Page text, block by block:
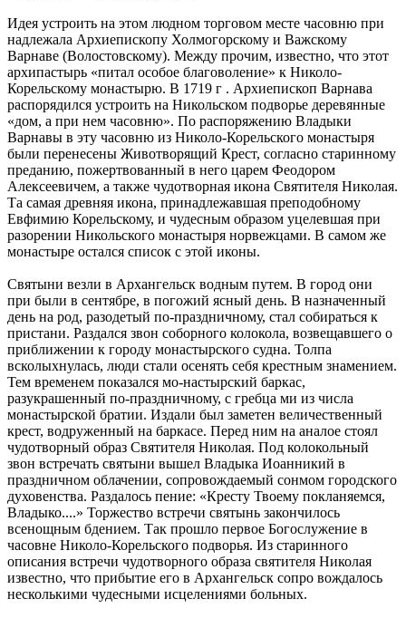
Идея устроить на этом людном торговом месте часовню при
надлежала Архиепископу Холмогорскому и Важскому
Варнаве (Волостовскому). Между прочим, известно, что этот
архипастырь «питал особое благоволение» к Николо-
Корельскому монастырю. В 1719 г . Архиепископ Варнава
распорядился устроить на Никольском подворье деревянные
«дом, а при нем часовню». По распоряжению Владыки
Варнавы в эту часовню из Николо-Корельского монастыря
были перенесены Животворящий Крест, согласно старинному
преданию, пожертвованный в него царем Феодором
Алексеевичем, а также чудотворная икона Святителя Николая.
Та самая древняя икона, принадлежавшая преподобному
Евфимию Корельскому, и чудесным образом уцелевшая при
разорении Никольского монастыря норвежцами. В самом же
монастыре остался список с этой иконы.
Святыни везли в Архангельск водным путем. В город они
при были в сентябре, в погожий ясный день. В назначенный
день на род, разодетый по-праздничному, стал собираться к
пристани. Раздался звон соборного колокола, возвещавшего о
приближении к городу монастырского судна. Толпа
всколыхнулась, люди стали осенять себя крестным знамением.
Тем временем показался мо-настырский баркас,
разукрашенный по-праздничному, с гребца ми из числа
монастырской братии. Издали был заметен величественный
крест, водруженный на баркасе. Перед ним на аналое стоял
чудотворный образ Святителя Николая. Под колокольный
звон встречать святыни вышел Владыка Иоанникий в
праздничном облачении, сопровождаемый сонмом городского
духовенства. Раздалось пение: «Кресту Твоему покланяемся,
Владыко....» Торжество встречи святынь закончилось
всенощным бдением. Так прошло первое Богослужение в
часовне Николо-Корельского подворья. Из старинного
описания встречи чудотворного образа святителя Николая
известно, что прибытие его в Архангельск сопро вождалось
несколькими чудесными исцелениями больных.